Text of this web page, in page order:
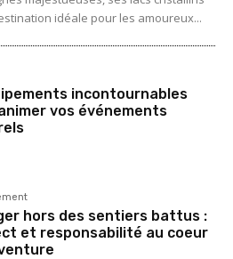
idéale pour les amoureux...
incontournables
vos événements
hors des sentiers battus :
et responsabilité au coeur